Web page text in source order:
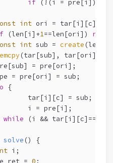
if (!(i = pre[i]))
int ori = tar[i][c];
(len[i]+1==len[ori])
int sub = create
(tar[sub], tar[ori],
pre[sub] = pre[ori];
ope = pre[ori] = sub;
{
			tar[i][c] = sub;
			i = pre[i];
while (i &&
solve ()
{
i;
qe ret =
0 ;